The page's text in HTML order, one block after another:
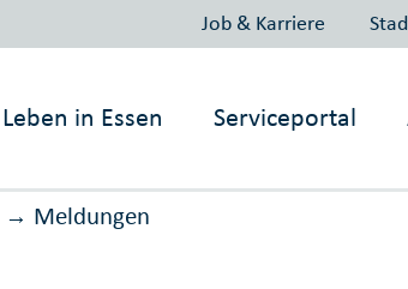
Job & Karriere
Leben in Essen Serviceportal
→ Meldungen